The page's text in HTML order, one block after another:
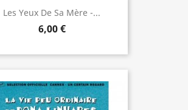
Les Yeux De Sa Mère -...
6,00 €